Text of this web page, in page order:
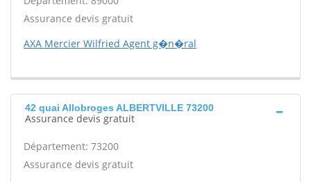
Assurance devis gratuit
AXA Mercier Wilfried Agent g�n�ral
42 quai Allobroges ALBERTVILLE 73200
Assurance devis gratuit
Département: 73200
Assurance devis gratuit